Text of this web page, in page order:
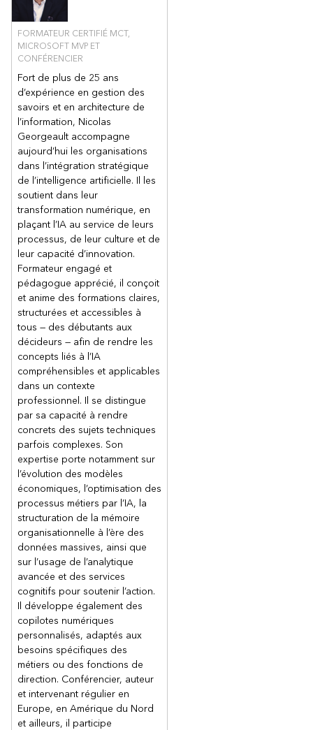
FORMATEUR CERTIFIÉ MCT,
MICROSOFT MVP ET
CONFÉRENCIER
Fort de plus de 25 ans
d’expérience en gestion des
savoirs et en architecture de
l’information, Nicolas
Georgeault accompagne
aujourd’hui les organisations
dans l’intégration stratégique
de l’intelligence artificielle. Il les
soutient dans leur
transformation numérique, en
plaçant l’IA au service de leurs
processus, de leur culture et de
leur capacité d’innovation.
Formateur engagé et
pédagogue apprécié, il conçoit
et anime des formations claires,
structurées et accessibles à
tous — des débutants aux
décideurs — afin de rendre les
concepts liés à l’IA
compréhensibles et applicables
dans un contexte
professionnel. Il se distingue
par sa capacité à rendre
concrets des sujets techniques
parfois complexes. Son
expertise porte notamment sur
l’évolution des modèles
économiques, l’optimisation des
processus métiers par l’IA, la
structuration de la mémoire
organisationnelle à l’ère des
données massives, ainsi que
sur l’usage de l’analytique
avancée et des services
cognitifs pour soutenir l’action.
Il développe également des
copilotes numériques
personnalisés, adaptés aux
besoins spécifiques des
métiers ou des fonctions de
direction. Conférencier, auteur
et intervenant régulier en
Europe, en Amérique du Nord
et ailleurs, il participe